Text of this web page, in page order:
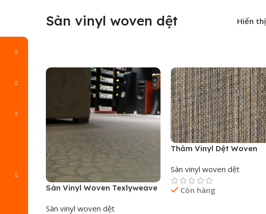
Sàn vinyl woven dệt Hiển thị
Sàn Vinyl Woven Texlyweave
Sàn vinyl woven dệt
Thảm Vinyl Dệt Woven
Sàn vinyl woven dệt
Còn hàng